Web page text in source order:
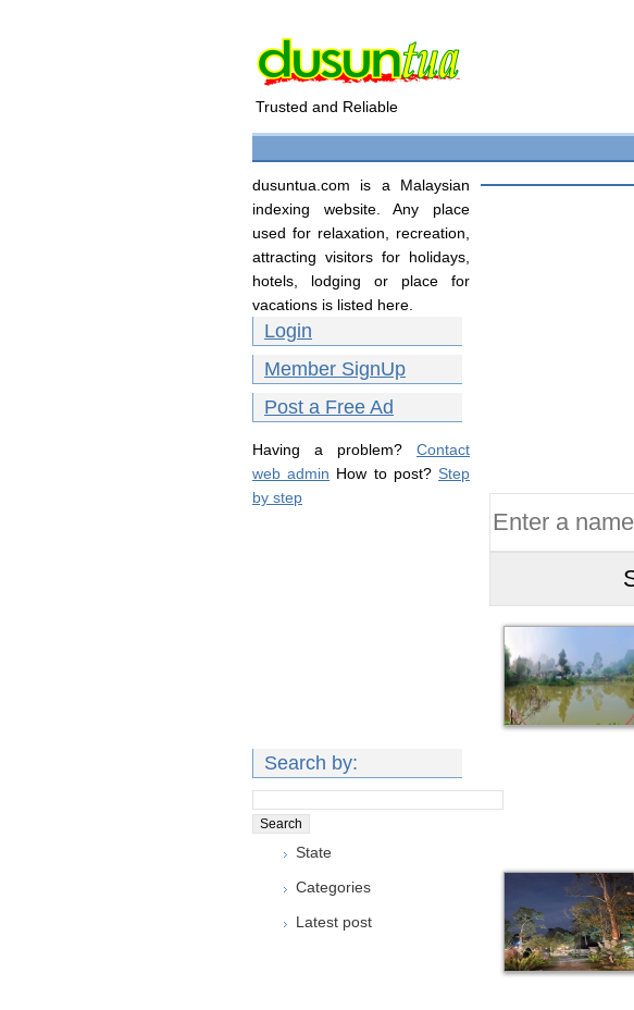
Trusted and Reliable
dusuntua.com is a Malaysian
indexing website. Any place
used for relaxation, recreation,
attracting visitors for holidays,
hotels, lodging or place for
vacations is listed here.
Login
Member SignUp
Post a Free Ad
Having a problem? Contact
web admin How to post? Step
by step
Search by:
State
Categories
Latest post